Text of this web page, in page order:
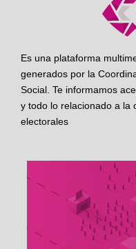
Es una plataforma
generados por la
Social. Te informamos
y todo lo relacionado a la
electorales